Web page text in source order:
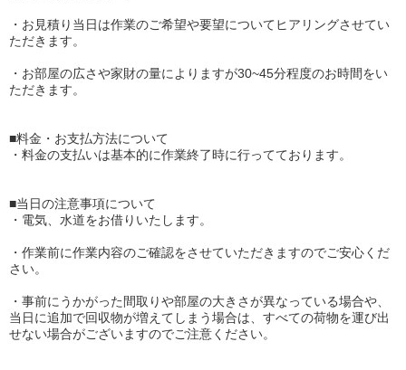
・お見積り当日は作業のご希望や要望についてヒアリングさせてい
ただきます。
・お部屋の広さや家財の量によりますが30~45分程度のお時間をい
ただきます。
■料金・お支払方法について
・料金の支払いは基本的に作業終了時に行ってております。
■当日の注意事項について
・電気、水道をお借りいたします。
・作業前に作業内容のご確認をさせていただきますのでご安心くだ
さい。
・事前にうかがった間取りや部屋の大きさが異なっている場合や、
当日に追加で回収物が増えてしまう場合は、すべての荷物を運び出
せない場合がございますのでご注意ください。